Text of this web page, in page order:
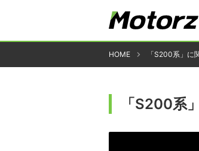
HOME 「S200系」に
「S200系